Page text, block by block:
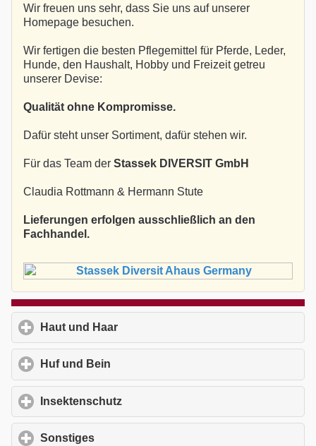
Wir freuen uns sehr, dass Sie uns auf unserer
Homepage besuchen.
Wir fertigen die besten Pflegemittel für Pferde, Leder,
Hunde, den Haushalt, Hobby und Freizeit getreu
unserer Devise:
Qualität ohne Kompromisse.
Dafür steht unser Sortiment, dafür stehen wir.
Für das Team der Stassek DIVERSIT GmbH
Claudia Rottmann & Hermann Stute
Lieferungen erfolgen ausschließlich an den
Fachhandel.
Haut und Haar
Huf und Bein
Insektenschutz
Sonstiges